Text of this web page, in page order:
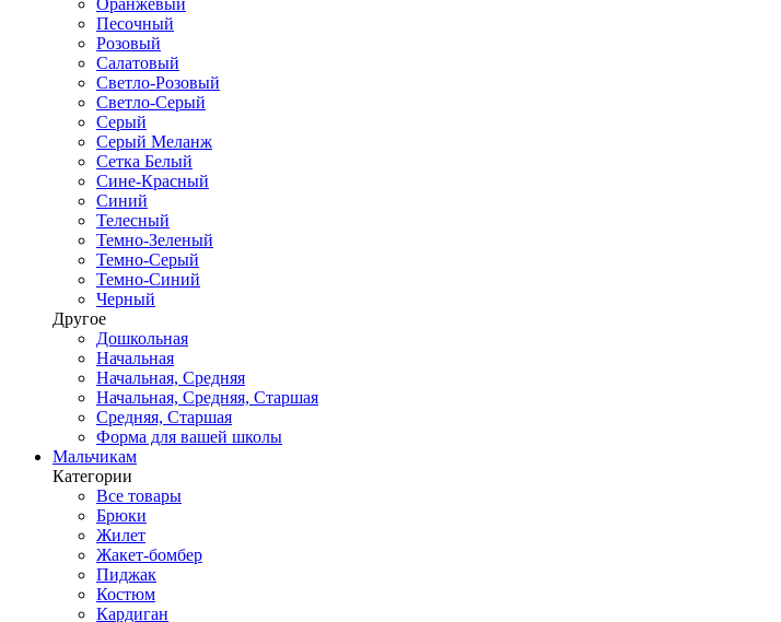
Оранжевый
Песочный
Розовый
Салатовый
Светло-Розовый
Светло-Серый
Серый
Серый Меланж
Сетка Белый
Сине-Красный
Синий
Телесный
Темно-Зеленый
Темно-Серый
Темно-Синий
Черный
Другое
Дошкольная
Начальная
Начальная, Средняя
Начальная, Средняя, Старшая
Средняя, Старшая
Форма для вашей школы
Мальчикам
Категории
Все товары
Брюки
Жилет
Жакет-бомбер
Пиджак
Костюм
Кардиган